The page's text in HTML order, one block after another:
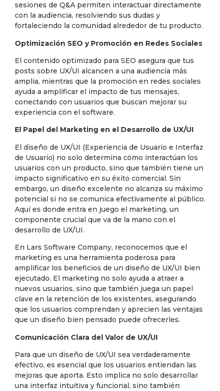
sesiones de Q&A permiten interactuar directamente
con la audiencia, resolviendo sus dudas y
fortaleciendo la comunidad alrededor de tu producto.
Optimización SEO y Promoción en Redes Sociales
El contenido optimizado para SEO asegura que tus
posts sobre UX/UI alcancen a una audiencia más
amplia, mientras que la promoción en redes sociales
ayuda a amplificar el impacto de tus mensajes,
conectando con usuarios que buscan mejorar su
experiencia con el software.
El Papel del Marketing en el Desarrollo de UX/UI
El diseño de UX/UI (Experiencia de Usuario e Interfaz
de Usuario) no solo determina cómo interactúan los
usuarios con un producto, sino que también tiene un
impacto significativo en su éxito comercial. Sin
embargo, un diseño excelente no alcanza su máximo
potencial si no se comunica efectivamente al público.
Aquí es donde entra en juego el marketing, un
componente crucial que va de la mano con el
desarrollo de UX/UI.
En Lars Software Company, reconocemos que el
marketing es una herramienta poderosa para
amplificar los beneficios de un diseño de UX/UI bien
ejecutado. El marketing no solo ayuda a atraer a
nuevos usuarios, sino que también juega un papel
clave en la retención de los existentes, asegurando
que los usuarios comprendan y aprecien las ventajas
que un diseño bien pensado puede ofrecerles.
Comunicación Clara del Valor de UX/UI
Para que un diseño de UX/UI sea verdaderamente
efectivo, es esencial que los usuarios entiendan las
mejoras que aporta. Esto implica no solo desarrollar
una interfaz intuitiva y funcional, sino también